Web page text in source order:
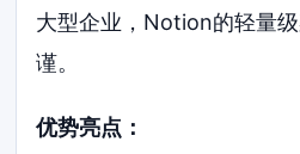
大型企业，Notion的轻量
谨。
优势亮点：